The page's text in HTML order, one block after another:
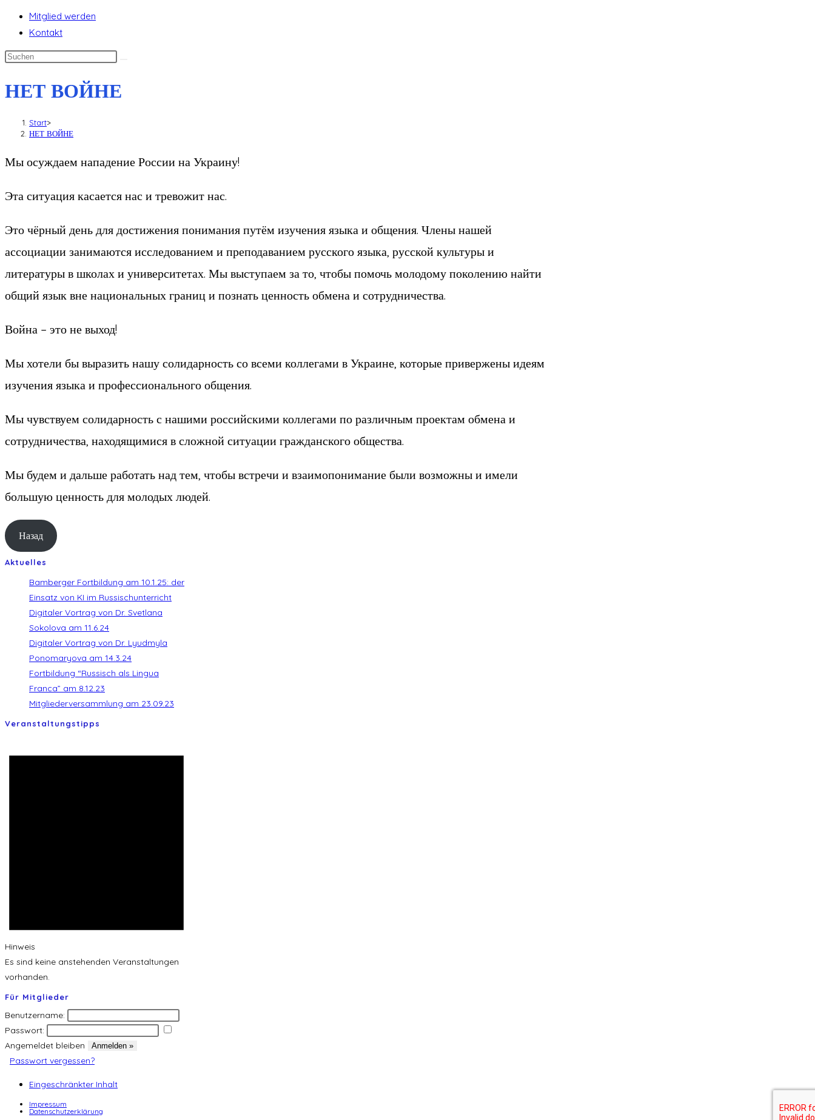
umschalten
Mitglied werden
Kontakt
НЕТ ВОЙНЕ
Start>
НЕТ ВОЙНЕ
Мы осуждаем нападение России на Украину!
Эта ситуация касается нас и тревожит нас.
Это чёрный день для достижения понимания путём изучения языка и общения. Члены нашей
ассоциации занимаются исследованием и преподаванием русского языка, русской культуры и
литературы в школах и университетах. Мы выступаем за то, чтобы помочь молодому поколению найти
общий язык вне национальных границ и познать ценность обмена и сотрудничества.
Война – это не выход!
Мы хотели бы выразить нашу солидарность со всеми коллегами в Украине, которые привержены идеям
изучения языка и профессионального общения.
Мы чувствуем солидарность с нашими российскими коллегами по различным проектам обмена и
сотрудничества, находящимися в сложной ситуации гражданского общества.
Мы будем и дальше работать над тем, чтобы встречи и взаимопонимание были возможны и имели
большую ценность для молодых людей.
Назад
Aktuelles
Bamberger Fortbildung am 10.1.25: der
Einsatz von KI im Russischunterricht
Digitaler Vortrag von Dr. Svetlana
Sokolova am 11.6.24
Digitaler Vortrag von Dr. Lyudmyla
Ponomaryova am 14.3.24
Fortbildung “Russisch als Lingua
Franca” am 8.12.23
Mitgliederversammlung am 23.09.23
Veranstaltungstipps
Hinweis
Es sind keine anstehenden Veranstaltungen
vorhanden.
Für Mitglieder
Benutzername:
Passwort:
Angemeldet bleiben
Passwort vergessen?
Eingeschränkter Inhalt
Impressum
Datenschutzerklärung